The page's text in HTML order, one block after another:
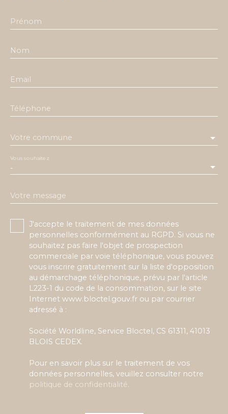
Prénom
Nom
Email
Téléphone
Votre commune
-
Vous souhaitez
Votre message
J'accepte le traitement de mes données
personnelles conformément au RGPD. Si vous ne
souhaitez pas faire l'objet de prospection
commerciale par voie téléphonique, vous pouvez
vous inscrire gratuitement sur la liste d'opposition
au démarchage téléphonique, prévu par l'article
L223-1 du code de la consommation, sur le site
Internet www.bloctel.gouv.fr ou par courrier
adressé à :
Société Worldline, Service Bloctel, CS 61311, 41013
BLOIS CEDEX.
Pour en savoir plus sur le traitement de vos
données personnelles, veuillez consulter notre
politique de confidentialité.